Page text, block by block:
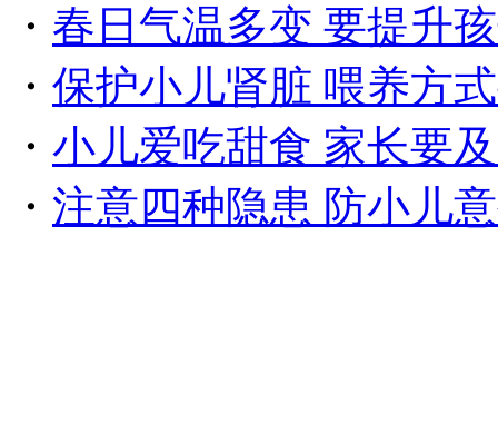
・ 春日气温多变 要提升
・ 保护小儿肾脏 喂养方
・ 小儿爱吃甜食 家长要
・ 注意四种隐患 防小儿